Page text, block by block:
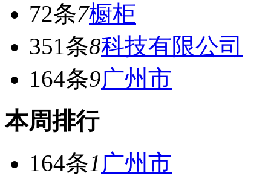
72条7橱柜
351条8科技有限公司
164条9广州市
本周排行
164条1 广州市